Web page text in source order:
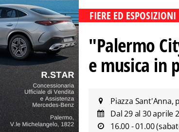
FIERE ED ESPOSIZIONI
"Palermo
e musica in
Piazza Sant'Anna,
Dal 29 al 30 aprile
16.00 - 01.00